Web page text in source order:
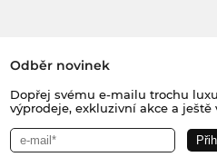
Odběr novinek
Dopřej svému e-mailu trochu
výprodeje, exkluzivní akce a ještě